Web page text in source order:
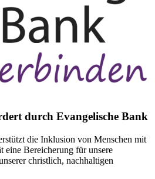
durch Evangelische Bank
die Inklusion von Menschen mit
Bereicherung für unsere
christlich, nachhaltigen